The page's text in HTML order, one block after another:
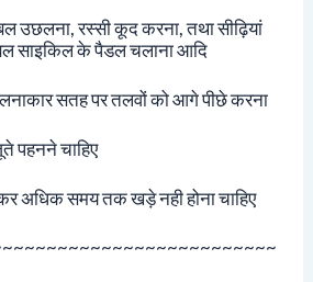
उछलना, रस्सी कूद करना, तथा सीढ़ियां
साइकिल के पैडल चलाना आदि
सतह पर तलवों को आगे पीछे करना
पहनने चाहिए
अधिक समय तक खड़े नही होना चाहिए